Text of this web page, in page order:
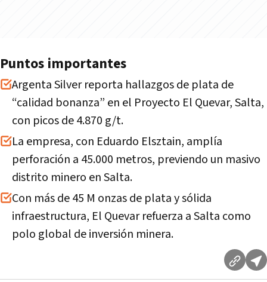
Puntos importantes
Argenta Silver reporta hallazgos de plata de
“calidad bonanza” en el Proyecto El Quevar, Salta,
con picos de 4.870 g/t.
La empresa, con Eduardo Elsztain, amplía
perforación a 45.000 metros, previendo un masivo
distrito minero en Salta.
Con más de 45 M onzas de plata y sólida
infraestructura, El Quevar refuerza a Salta como
polo global de inversión minera.